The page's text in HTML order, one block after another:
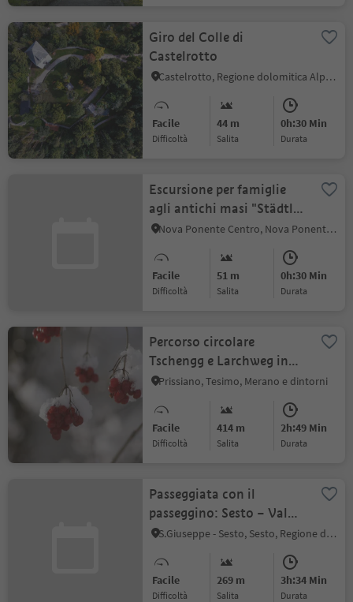
Giro del Colle di
Castelrotto
Castelrotto, Regione dolomitica Alpe di Siusi
Facile
Difficoltà
44 m
Salita
0h:30 Min
durata
Escursione per famiglie
agli antichi masi "Städtl"
di Ega
Nova Ponente Centro, Nova Ponente, Regione dolomitica Val d'Ega
Facile
Difficoltà
51 m
Salita
0h:30 Min
durata
Percorso circolare
Tschengg e Larchweg in
inverno
Prissiano, Tesimo, Merano e dintorni
Facile
Difficoltà
414 m
Salita
2h:49 Min
durata
Passeggiata con il
passeggino: Sesto – Val
Fiscalina – Rifugio Fondo
S.Giuseppe - Sesto, Sesto, Regione dolomitica 3 Cime
Facile
Difficoltà
269 m
Salita
3h:34 Min
durata